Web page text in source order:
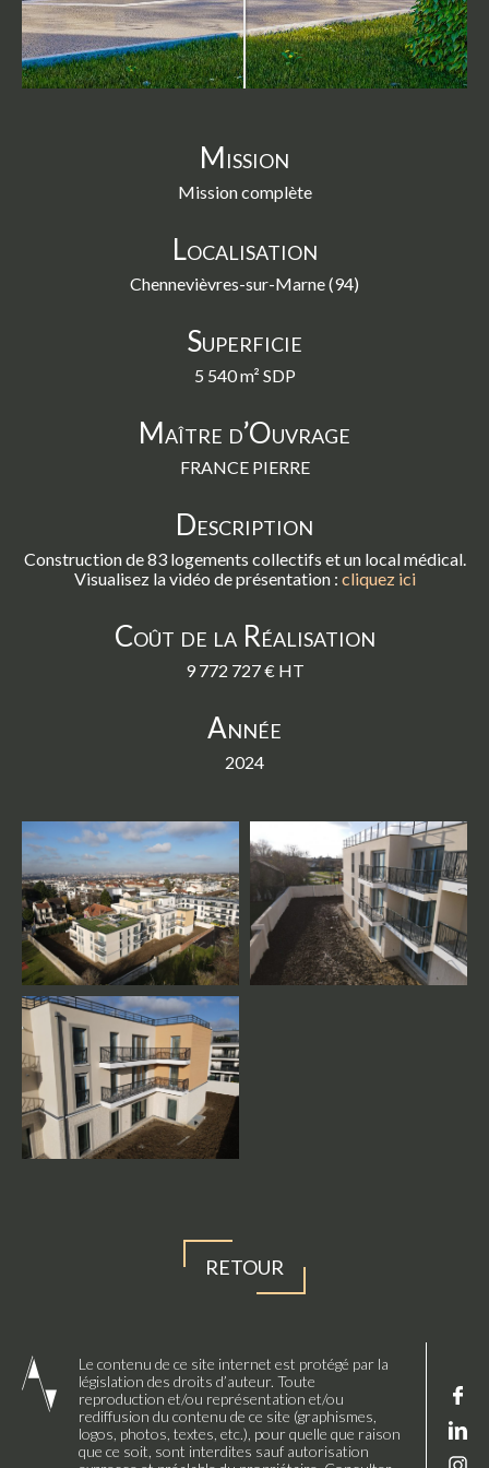
swipe
gestures.
Mission
Mission complète
Localisation
Chennevièvres-sur-Marne (94)
Superficie
5 540 m² SDP
Maître d’Ouvrage
FRANCE PIERRE
Description
Construction de 83 logements collectifs et un local médical.
Visualisez la vidéo de présentation : cliquez ici
Coût de la Réalisation
9 772 727 € HT
Année
2024
RETOUR
Le contenu de ce site internet est protégé par la
législation des droits d’auteur. Toute
reproduction et/ou représentation et/ou
rediffusion du contenu de ce site (graphismes,
logos, photos, textes, etc.), pour quelle que raison
que ce soit, sont interdites sauf autorisation